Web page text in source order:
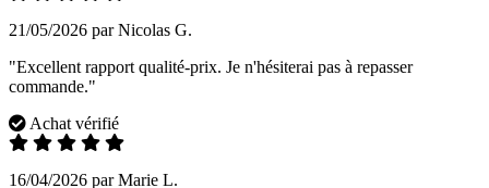
21/05/2026 par Nicolas G.
"Excellent rapport qualité-prix. Je n'hésiterai pas à repasser
commande."
Achat vérifié
16/04/2026 par Marie L.